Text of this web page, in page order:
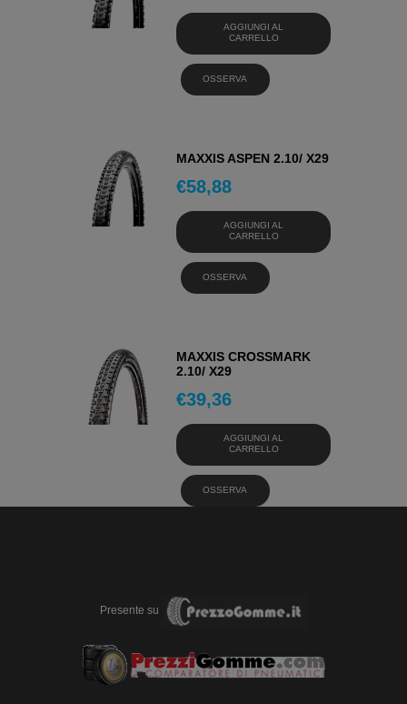
AGGIUNGI AL
CARRELLO
OSSERVA
MAXXIS ASPEN 2.10/ X29
€58,88
AGGIUNGI AL
CARRELLO
OSSERVA
MAXXIS CROSSMARK
2.10/ X29
€39,36
AGGIUNGI AL
CARRELLO
OSSERVA
Presente su